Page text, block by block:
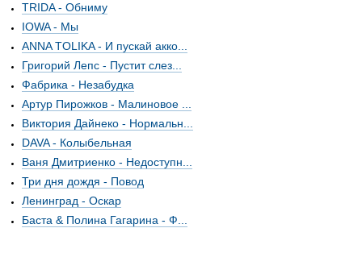
TRIDA - Обниму
IOWA - Мы
ANNA TOLIKA - И пускай акко...
Григорий Лепс - Пустит слез...
Фабрика - Незабудка
Артур Пирожков - Малиновое ...
Виктория Дайнеко - Нормальн...
DAVA - Колыбельная
Ваня Дмитриенко - Недоступн...
Три дня дождя - Повод
Ленинград - Оскар
Баста & Полина Гагарина - Ф...